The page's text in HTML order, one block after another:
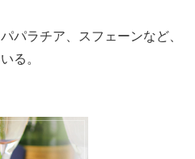
パラチア、スフェーンなど、
る。